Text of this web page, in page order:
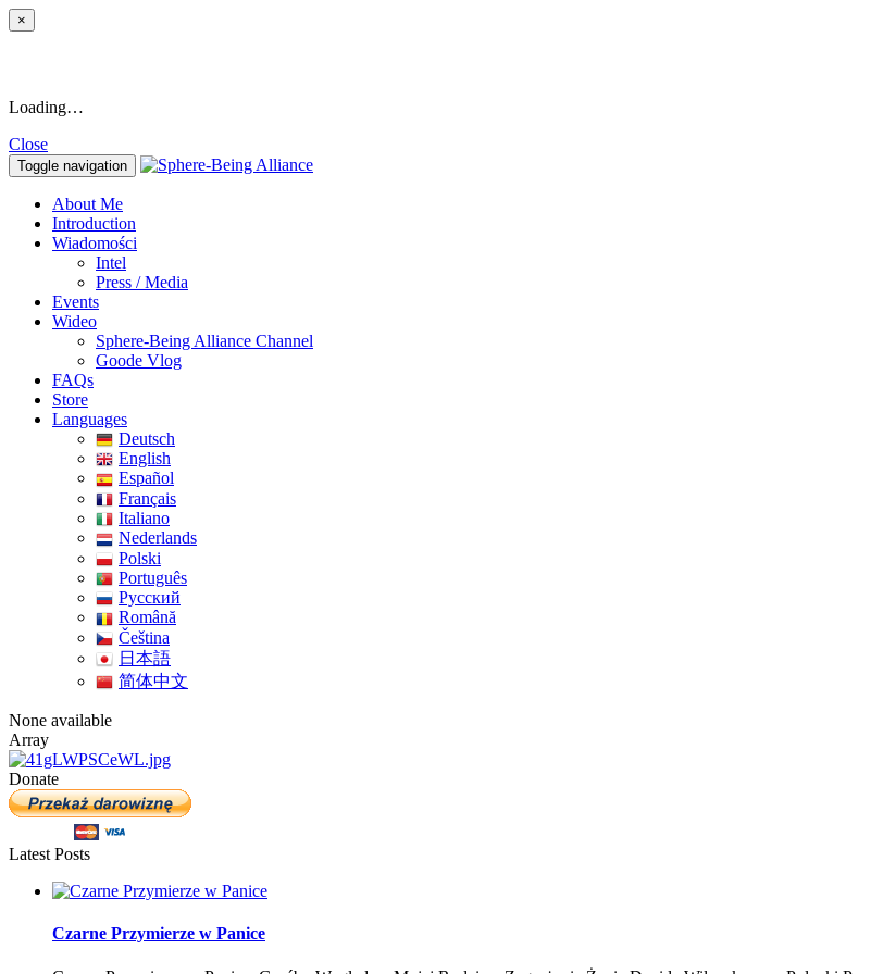
×
Loading…
Close
Toggle navigation
About Me
Introduction
Wiadomości
Intel
Press / Media
Events
Wideo
Sphere-Being Alliance Channel
Goode Vlog
FAQs
Store
Languages
Deutsch
English
Español
Français
Italiano
Nederlands
Polski
Português
Pусский
Română
Čeština
日本語
简体中文
None available
Array
Donate
Latest Posts
Czarne Przymierze w Panice